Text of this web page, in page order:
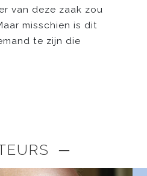
van deze zaak zou
misschien is dit
te zijn die
─